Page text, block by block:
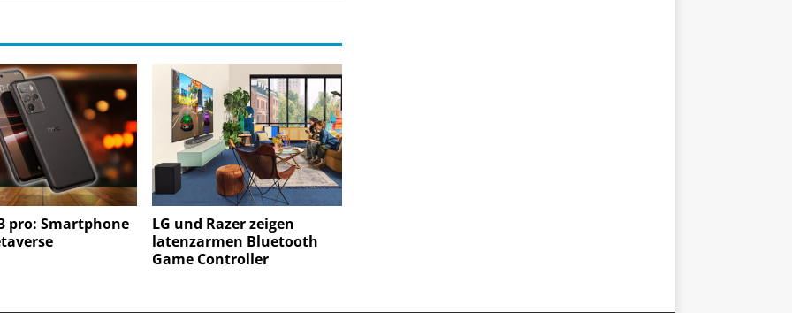
pro: Smartphone
LG und Razer zeigen
latenzarmen Bluetooth
Game Controller